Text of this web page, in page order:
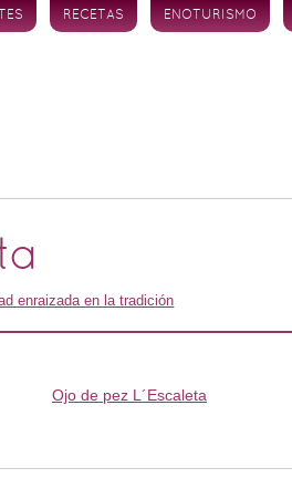
RECETAS ENOTURISMO
enraizada en la tradición